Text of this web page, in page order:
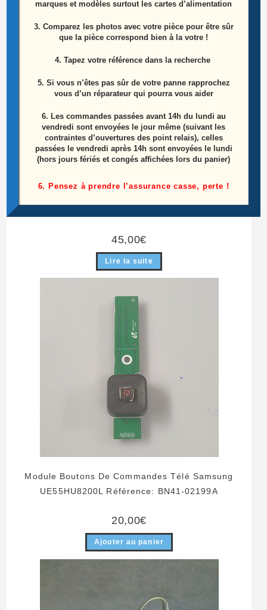
45,00€
Lire la suite
Module Boutons De Commandes Télé Samsung
UE55HU8200L Référence: BN41-02199A
20,00€
Ajouter au panier
marques et modèles surtout les cartes d’alimentation
3. Comparez les photos avec votre pièce pour être sûr
que la pièce correspond bien à la votre !
4. Tapez votre référence dans la recherche
5. Si vous n’êtes pas sûr de votre panne rapprochez
vous d’un réparateur qui pourra vous aider
6. Les commandes passées avant 14h du lundi au
vendredi sont envoyées le jour même (suivant les
contraintes d’ouvertures des point relais), celles
passées le vendredi après 14h sont envoyées le lundi
(hors jours fériés et congés affichées lors du panier)
6. Pensez à prendre l’assurance casse, perte !